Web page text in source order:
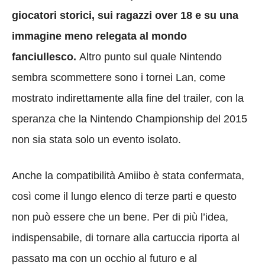
giocatori storici, sui ragazzi over 18 e su una
immagine meno relegata al mondo
fanciullesco. Altro punto sul quale Nintendo
sembra scommettere sono i tornei Lan, come
mostrato indirettamente alla fine del trailer, con la
speranza che la Nintendo Championship del 2015
non sia stata solo un evento isolato.
Anche la compatibilità Amiibo è stata confermata,
così come il lungo elenco di terze parti e questo
non può essere che un bene. Per di più l’idea,
indispensabile, di tornare alla cartuccia riporta al
passato ma con un occhio al futuro e al